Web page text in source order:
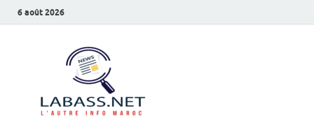
6 août 2026